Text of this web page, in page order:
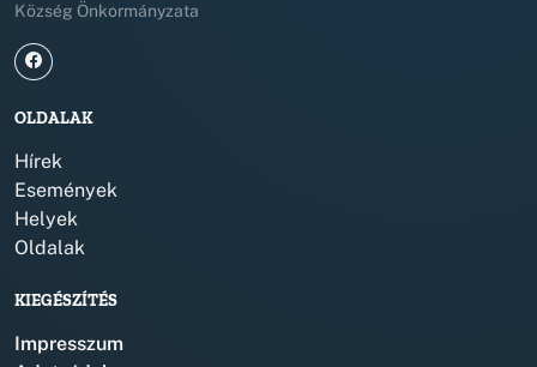
Község Önkormányzata
OLDALAK
Hírek
Események
Helyek
Oldalak
KIEGÉSZÍTÉS
Impresszum